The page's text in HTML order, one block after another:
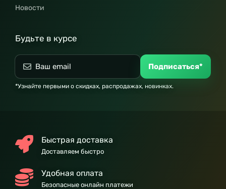
Новости
Будьте в курсе
Подписаться*
*Узнайте первыми о скидках, распродажах, новинках.
Быстрая доставка
Доставляем быстро
Удобная оплата
Безопасные онлайн платежи